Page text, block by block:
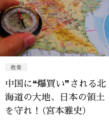
教養
中国に❝爆買い❞される北
海道の大地、日本の領土
を守れ！（宮本雅史）